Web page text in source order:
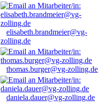
elisabeth.brandmeier@vg-
zolling.de
thomas.burger@vg-zolling.de
daniela.dauer@vg-zolling.de